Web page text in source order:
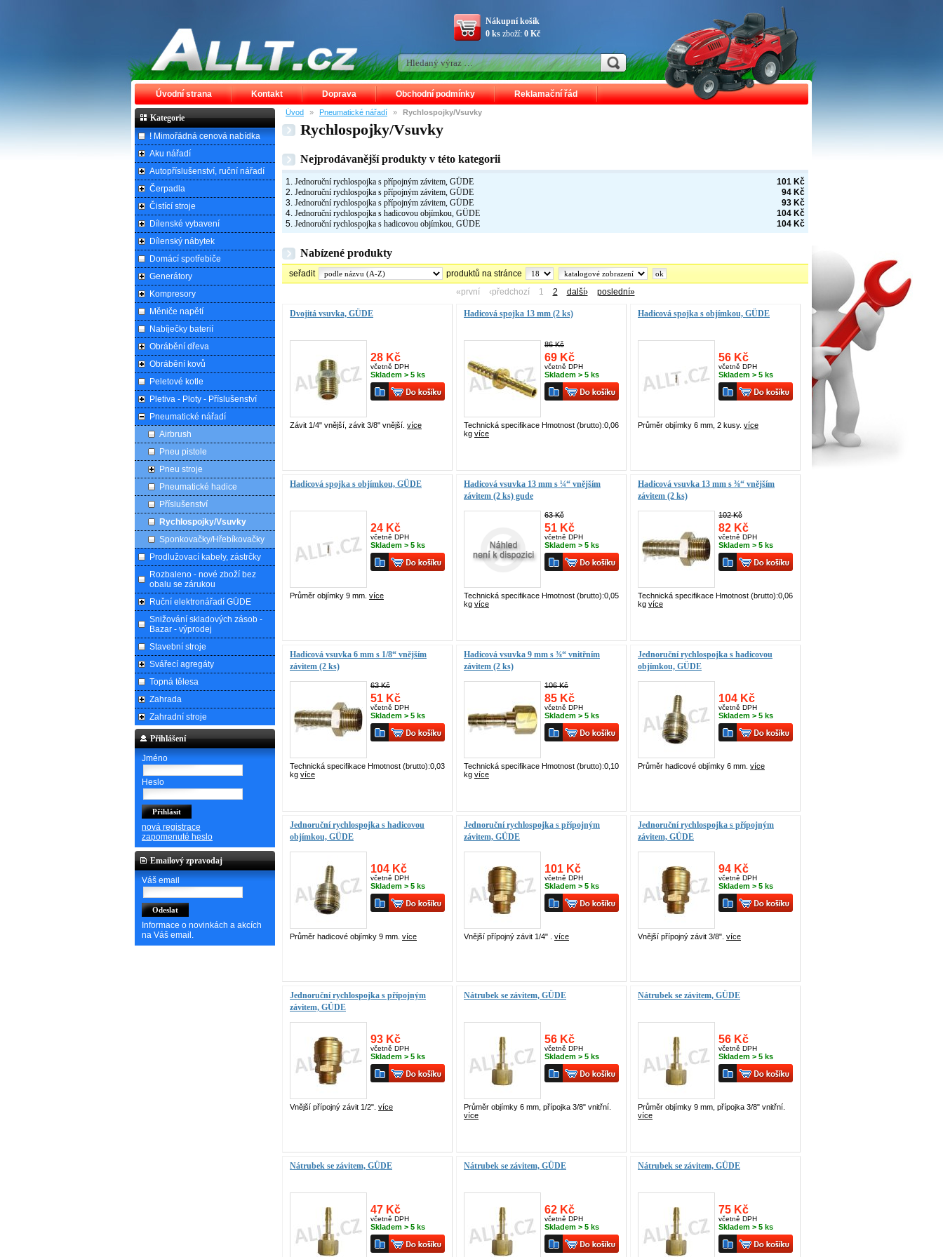
Úvod » Pneumatické nářadí » Rychlospojky/Vsuvky
Rychlospojky/Vsuvky
Nejprodávanější produkty v této kategorii
Jednoruční rychlospojka s přípojným závitem, GÜDE
101 Kč
Jednoruční rychlospojka s přípojným závitem, GÜDE
94 Kč
Jednoruční rychlospojka s přípojným závitem, GÜDE
93 Kč
Jednoruční rychlospojka s hadicovou objímkou, GÜDE
104 Kč
Jednoruční rychlospojka s hadicovou objímkou, GÜDE
104 Kč
Nabízené produkty
seřadit
produktů na stránce
«první ‹předchozí 1 2 další› poslední»
Dvojitá vsuvka, GÜDE
28 Kč
včetně DPH
Skladem > 5 ks
Závit 1/4" vnější, závit 3/8" vnější. více
Hadicová spojka 13 mm (2 ks)
86 Kč
69 Kč
včetně DPH
Skladem > 5 ks
Technická specifikace Hmotnost (brutto):0,06
kg více
Hadicová spojka s objímkou, GÜDE
56 Kč
včetně DPH
Skladem > 5 ks
Průměr objímky 6 mm, 2 kusy. více
Hadicová spojka s objímkou, GÜDE
24 Kč
včetně DPH
Skladem > 5 ks
Průměr objímky 9 mm. více
Hadicová vsuvka 13 mm s ¼“ vnějším
závitem (2 ks) gude
63 Kč
51 Kč
včetně DPH
Skladem > 5 ks
Technická specifikace Hmotnost (brutto):0,05
kg více
Hadicová vsuvka 13 mm s ⅜“ vnějším
závitem (2 ks)
102 Kč
82 Kč
včetně DPH
Skladem > 5 ks
Technická specifikace Hmotnost (brutto):0,06
kg více
Hadicová vsuvka 6 mm s 1/8“ vnějším
závitem (2 ks)
63 Kč
51 Kč
včetně DPH
Skladem > 5 ks
Technická specifikace Hmotnost (brutto):0,03
kg více
Hadicová vsuvka 9 mm s ⅜“ vnitřním
závitem (2 ks)
106 Kč
85 Kč
včetně DPH
Skladem > 5 ks
Technická specifikace Hmotnost (brutto):0,10
kg více
Jednoruční rychlospojka s hadicovou
objímkou, GÜDE
104 Kč
včetně DPH
Skladem > 5 ks
Průměr hadicové objímky 6 mm. více
Jednoruční rychlospojka s hadicovou
objímkou, GÜDE
104 Kč
včetně DPH
Skladem > 5 ks
Průměr hadicové objímky 9 mm. více
Jednoruční rychlospojka s přípojným
závitem, GÜDE
101 Kč
včetně DPH
Skladem > 5 ks
Vnější přípojný závit 1/4" . více
Jednoruční rychlospojka s přípojným
závitem, GÜDE
94 Kč
včetně DPH
Skladem > 5 ks
Vnější přípojný závit 3/8". více
Jednoruční rychlospojka s přípojným
závitem, GÜDE
93 Kč
včetně DPH
Skladem > 5 ks
Vnější přípojný závit 1/2". více
Nátrubek se závitem, GÜDE
56 Kč
včetně DPH
Skladem > 5 ks
Průměr objímky 6 mm, přípojka 3/8" vnitřní.
více
Nátrubek se závitem, GÜDE
56 Kč
včetně DPH
Skladem > 5 ks
Průměr objímky 9 mm, přípojka 3/8" vnitřní.
více
Nátrubek se závitem, GÜDE
47 Kč
včetně DPH
Skladem > 5 ks
Nátrubek se závitem, GÜDE
62 Kč
včetně DPH
Skladem > 5 ks
Nátrubek se závitem, GÜDE
75 Kč
včetně DPH
Skladem > 5 ks
Úvodní strana Kontakt Doprava Obchodní podmínky Reklamační řád
Kategorie
! Mimořádná cenová nabídka
Aku nářadí
Autopříslušenství, ruční nářadí
Čerpadla
Čistící stroje
Dílenské vybavení
Dílenský nábytek
Domácí spotřebiče
Generátory
Kompresory
Měniče napětí
Nabíječky baterií
Obrábění dřeva
Obrábění kovů
Peletové kotle
Pletiva - Ploty - Příslušenství
Pneumatické nářadí
Airbrush
Pneu pistole
Pneu stroje
Pneumatické hadice
Příslušenství
Rychlospojky/Vsuvky
Sponkovačky/Hřebíkovačky
Prodlužovací kabely, zástrčky
Rozbaleno - nové zboží bez
obalu se zárukou
Ruční elektronářadí GÜDE
Snižování skladových zásob -
Bazar - výprodej
Stavební stroje
Svářecí agregáty
Topná tělesa
Zahrada
Zahradní stroje
Přihlášení
Jméno
Heslo
nová registrace
zapomenuté heslo
Emailový zpravodaj
Váš email
Informace o novinkách a akcích
na Váš email.
Nákupní košík
0 ks zboží: 0 Kč